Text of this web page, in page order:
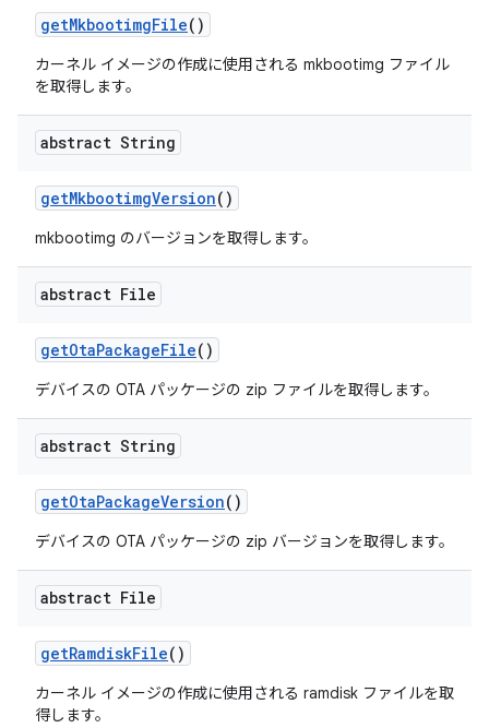
getMkbootimgFile()
カーネル イメージの作成に使用される mkbootimg ファイル
を取得します。
abstract String
getMkbootimgVersion()
mkbootimg のバージョンを取得します。
abstract File
getOtaPackageFile()
デバイスの OTA パッケージの zip ファイルを取得します。
abstract String
getOtaPackageVersion()
デバイスの OTA パッケージの zip バージョンを取得します。
abstract File
getRamdiskFile()
カーネル イメージの作成に使用される ramdisk ファイルを取
得します。